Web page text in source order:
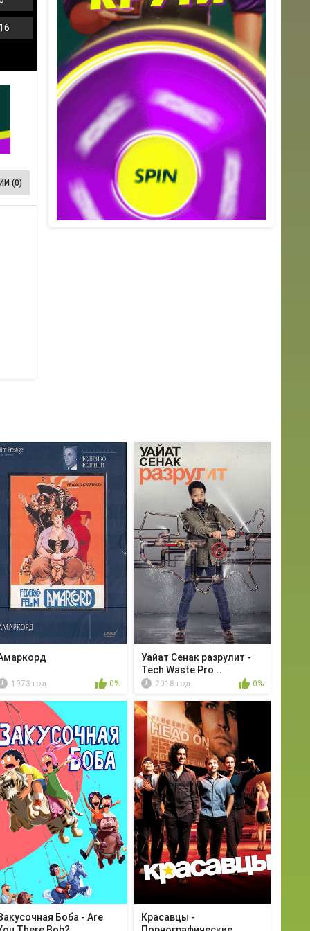
(0)
1973 год 0%
Уайат Сенак разрулит -
Tech Waste Pro...
2018 год 0%
Боба - Are
Красавцы -